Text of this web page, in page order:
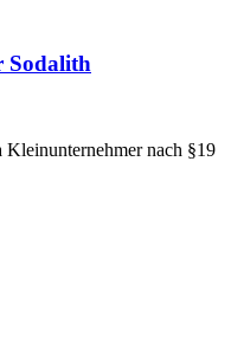
Sodalith
nach §19